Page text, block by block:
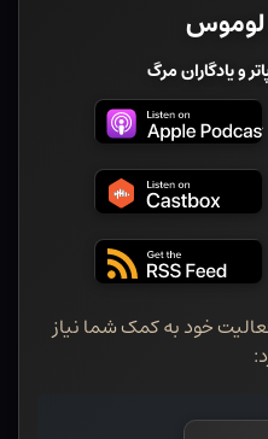
و یادگاران مرگ
خود به کمک شما نیاز